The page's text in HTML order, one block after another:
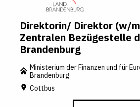
Direktorin/ Direktor (w/
Zentralen Bezügestelle
Brandenburg
Ministerium der Finanzen und für
Brandenburg
Cottbus